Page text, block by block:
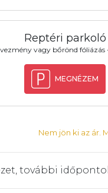
Reptéri parkoló
vagy bőrönd fóliázás
MEGNÉZEM
Nem jön ki az ár.
további